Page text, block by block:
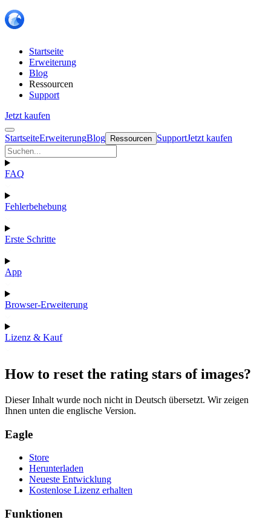
Startseite
Erweiterung
Blog
Ressourcen
Support
Jetzt kaufen
StartseiteErweiterungBlog Ressourcen SupportJetzt kaufen
FAQ
Fehlerbehebung
Erste Schritte
App
Browser-Erweiterung
Lizenz & Kauf
How to reset the rating stars of images?
Dieser Inhalt wurde noch nicht in Deutsch übersetzt. Wir zeigen
Ihnen unten die englische Version.
Eagle
Store
Herunterladen
Neueste Entwicklung
Kostenlose Lizenz erhalten
Funktionen